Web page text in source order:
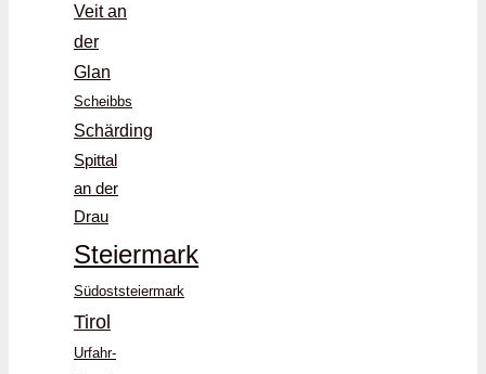
Veit an
der
Glan
Scheibbs
Schärding
Spittal
an der
Drau
Steiermark
Südoststeiermark
Tirol
Urfahr-